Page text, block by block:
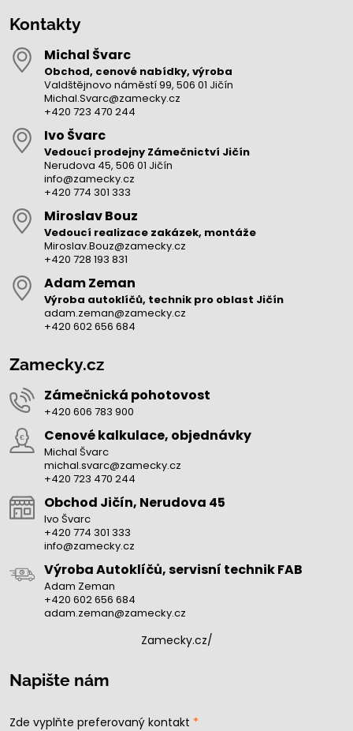
Kontakty
Michal Švarc
Obchod, cenové nabídky, výroba
Valdštějnovo náměstí 99, 506 01 Jičín
Michal.Svarc@zamecky.cz
+420 723 470 244
Ivo Švarc
Vedoucí prodejny Zámečnictví Jičín
Nerudova 45, 506 01 Jičín
info@zamecky.cz
+420 774 301 333
Miroslav Bouz
Vedoucí realizace zakázek, montáže
Miroslav.Bouz@zamecky.cz
+420 728 193 831
Adam Zeman
Výroba autoklíčů, technik pro oblast Jičín
adam.zeman@zamecky.cz
+420 602 656 684
Zamecky.cz
Zámečnická pohotovost
+420 606 783 900
Cenové kalkulace, objednávky
Michal Švarc
michal.svarc@zamecky.cz
+420 723 470 244
Obchod Jičín, Nerudova 45
Ivo Švarc
+420 774 301 333
info@zamecky.cz
Výroba Autoklíčů, servisní technik FAB
Adam Zeman
+420 602 656 684
adam.zeman@zamecky.cz
Zamecky.cz/
Napište nám
Zde vyplňte preferovaný kontakt *